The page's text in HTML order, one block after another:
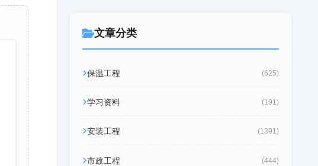
文章分类
保温工程 (625)
学习资料 (191)
安装工程 (1391)
市政工程 (444)